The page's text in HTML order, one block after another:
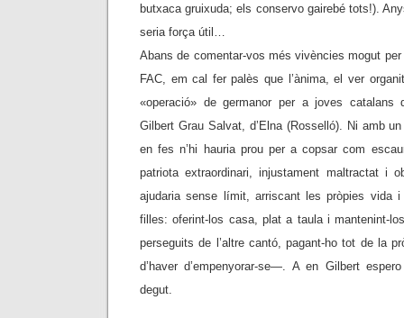
butxaca gruixuda; els conservo gairebé tots!).
seria força útil…
Abans de comentar-vos més vivències mogut
FAC, em cal fer palès que l’ànima, el ver
«operació» de germanor per a joves
Gilbert Grau Salvat, d’Elna (Rosselló). Ni amb
en fes n’hi hauria prou per a copsar com
patriota extraordinari, injustament maltractat i
ajudaria sense límit, arriscant les pròpies vida
filles: oferint-los casa, plat a taula i mantenint-
perseguits de l’altre cantó, pagant-ho tot de la
d’haver d’empenyorar-se—. A en Gilbert
degut.